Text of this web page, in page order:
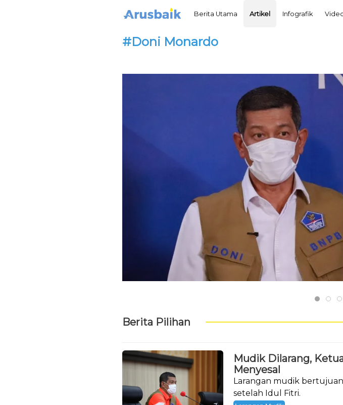
Berita Utama Artikel Infografik
#Doni Monardo
Berita Pilihan
Mudik Dilarang,
Menyesal
Larangan mudik
setelah Idul Fitri.